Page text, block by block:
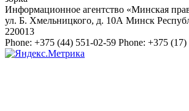
Информационное агентство «Минская
ул. Б. Хмельницкого, д. 10А Минск
220013
Phone: +375 (44) 551-02-59 Phone: +375 (17)